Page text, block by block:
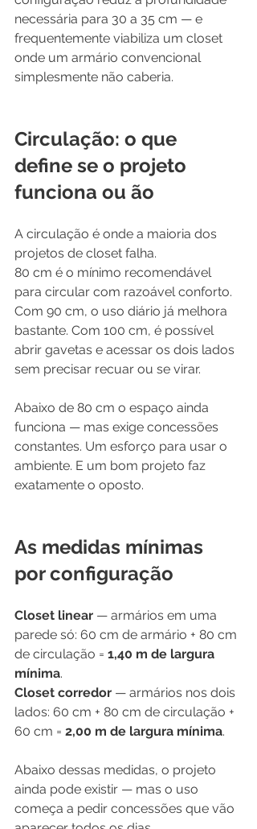
necessária para 30 a 35 cm — e
frequentemente viabiliza um closet
onde um armário convencional
simplesmente não caberia.
Circulação: o que
define se o projeto
funciona ou ão
A circulação é onde a maioria dos
projetos de closet falha.
80 cm é o mínimo recomendável
para circular com razoável conforto.
Com 90 cm, o uso diário já melhora
bastante. Com 100 cm, é possível
abrir gavetas e acessar os dois lados
sem precisar recuar ou se virar.
Abaixo de 80 cm o espaço ainda
funciona — mas exige concessões
constantes. Um esforço para usar o
ambiente. E um bom projeto faz
exatamente o oposto.
As medidas mínimas
por configuração
Closet linear — armários em uma
parede só: 60 cm de armário + 80 cm
de circulação = 1,40 m de largura
mínima.
Closet corredor — armários nos dois
lados: 60 cm + 80 cm de circulação +
60 cm = 2,00 m de largura mínima.
Abaixo dessas medidas, o projeto
ainda pode existir — mas o uso
começa a pedir concessões que vão